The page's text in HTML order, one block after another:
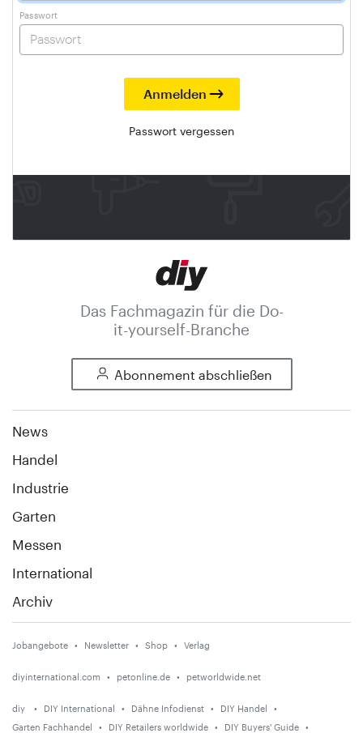
Passwort
Passwort vergessen
Das Fachmagazin für die Do-
it-yourself-Branche
Abonnement abschließen
News
Handel
Industrie
Garten
Messen
International
Archiv
Jobangebote Newsletter Shop Verlag
diyinternational.com petonline.de petworldwide.net
diy DIY International Dähne Infodienst
DIY Handel
Garten Fachhandel
DIY Retailers worldwide DIY Buyers' Guide